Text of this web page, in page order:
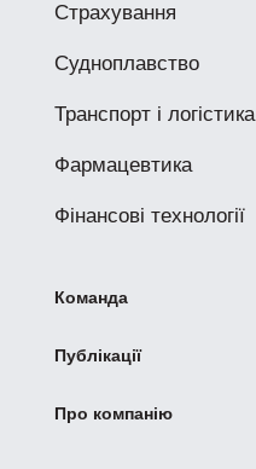
Страхування
Судноплавство
Транспорт і логістика
Фармацевтика
Фінансові технології
Команда
Публікації
Про компанію